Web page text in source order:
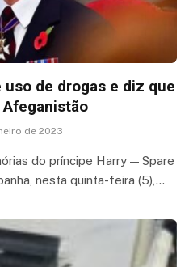
de drogas e diz que
de 2023
do príncipe Harry — Spare
nesta quinta-feira (5),…